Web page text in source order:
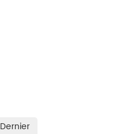
Dernier